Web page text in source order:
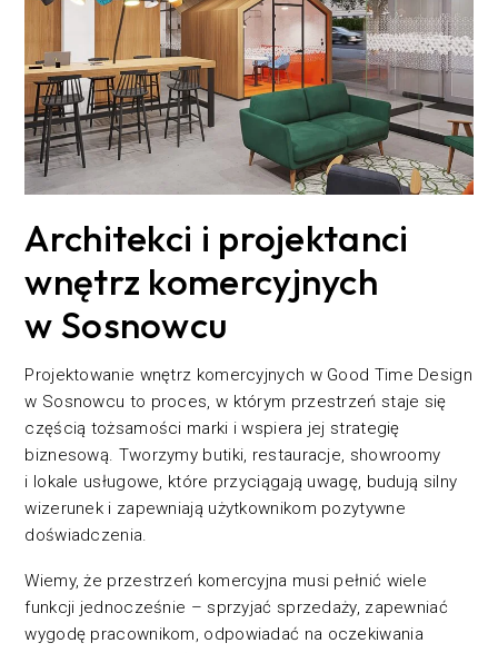
Architekci i projektanci
wnętrz komercyjnych
w Sosnowcu
Projektowanie wnętrz komercyjnych w Good Time Design
w Sosnowcu to proces, w którym przestrzeń staje się
częścią tożsamości marki i wspiera jej strategię
biznesową. Tworzymy butiki, restauracje, showroomy
i lokale usługowe, które przyciągają uwagę, budują silny
wizerunek i zapewniają użytkownikom pozytywne
doświadczenia.
Wiemy, że przestrzeń komercyjna musi pełnić wiele
funkcji jednocześnie – sprzyjać sprzedaży, zapewniać
wygodę pracownikom, odpowiadać na oczekiwania